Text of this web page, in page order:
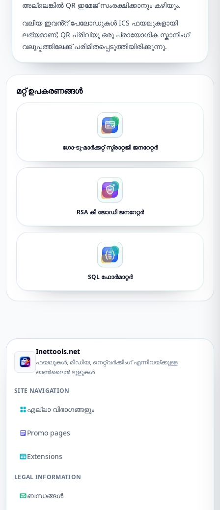
അല്ലെങ്കിൽ QR ഇമേജ് സംരക്ഷിക്കാനും കഴിയും.
വലിയ ഇവൻ്റ് പേലോഡുകൾ ICS ഫയലുകളായി
ലഭ്യമാണ്; QR പ്രിവ്യൂ ഒരു പ്രായോഗിക സ്കാനിംഗ്
വലുപ്പത്തിലേക്ക് പരിമിതപ്പെടുത്തിയിരിക്കുന്നു.
മറ്റ് ഉപകരണങ്ങൾ
ഗോ-ടു-മാർക്കറ്റ് സ്ട്രാറ്റജി ജനറേറ്റർ
RSA കീ ജോഡി ജനറേറ്റർ
SQL ഫോർമാറ്റർ
Inettools.net
ഫയലുകൾ, മീഡിയ, നെറ്റ്‌വർക്കിംഗ് എന്നിവയ്ക്കുള്ള
ഓൺലൈൻ ടൂളുകൾ
SITE NAVIGATION
എല്ലാ വിഭാഗങ്ങളും
Promo pages
Extensions
LEGAL INFORMATION
ബന്ധങ്ങൾ